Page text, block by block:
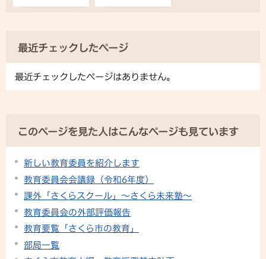
最近チェックしたページ
最近チェックしたページはありません。
このページを見た人はこんなページも見ています
新しい教育委員を紹介します
教育委員会会議録（令和6年度）
課外「さくらスクール」〜さくら未来塾〜
教育委員会の外部評価報告
教育要覧「さくら市の教育」
部局一覧